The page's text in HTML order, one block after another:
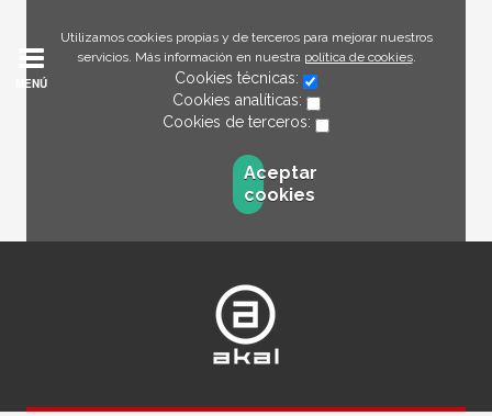
Utilizamos cookies propias y de terceros para mejorar nuestros
servicios. Más información en nuestra política de cookies.
Cookies técnicas:
Cookies analíticas:
Cookies de terceros:
Aceptar
cookies
MENÚ